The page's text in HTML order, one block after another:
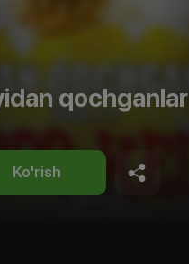
qochganlar
Ko'rish